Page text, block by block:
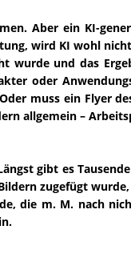
Aber ein KI-
wird KI wohl
und das
oder
muss ein Flyer
allgemein –
gibt es
zugefügt
die m. M. nach